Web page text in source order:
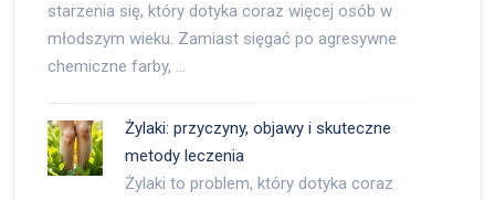
starzenia się, który dotyka coraz więcej osób w
młodszym wieku. Zamiast sięgać po agresywne
chemiczne farby, …
Żylaki: przyczyny, objawy i skuteczne
metody leczenia
Żylaki to problem, który dotyka coraz